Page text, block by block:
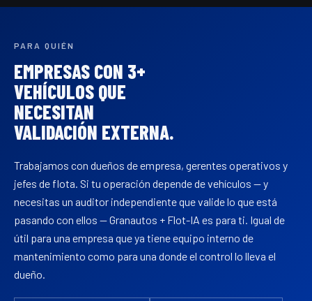
PARA QUIÉN
EMPRESAS CON 3+
VEHÍCULOS QUE
NECESITAN
VALIDACIÓN EXTERNA.
Trabajamos con dueños de empresa, gerentes operativos y
jefes de flota. Si tu operación depende de vehículos — y
necesitas un auditor independiente que valide lo que está
pasando con ellos — Granautos + Flot-IA es para ti. Igual de
útil para una empresa que ya tiene equipo interno de
mantenimiento como para una donde el control lo lleva el
dueño.